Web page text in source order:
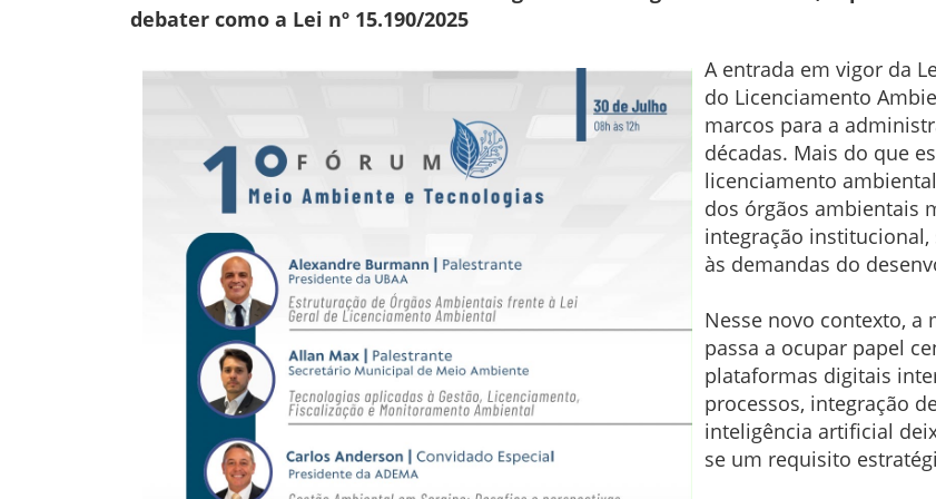
debater como a Lei nº 15.190/2025
A entrada em vigor da
do Licenciamento
marcos para a
décadas. Mais do que
licenciamento
dos órgãos ambientais
integração
às demandas do
Nesse novo contexto, a
passa a ocupar papel
plataformas digitais
processos, integração
inteligência artificial
se um requisito